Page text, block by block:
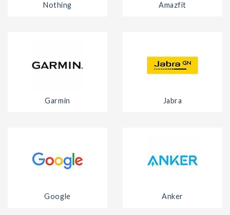
Nothing Amazfit
Garmin Jabra
Google Anker